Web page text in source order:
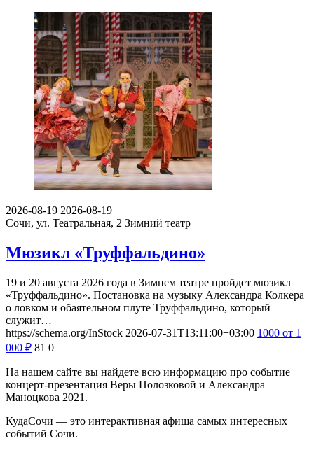
2026-08-19 2026-08-19
Сочи, ул. Театральная, 2 Зимний театр
Мюзикл «Труффальдино»
19 и 20 августа 2026 года в Зимнем театре пройдет мюзикл
«Труффальдино». Постановка на музыку Александра Колкера
о ловком и обаятельном плуте Труффальдино, который
служит…
https://schema.org/InStock 2026-07-31T13:11:00+03:00 1000 от 1
000 ₽ 81 0
На нашем сайте вы найдете всю информацию про событие
концерт-презентация Веры Полозковой и Александра
Маноцкова 2021.
КудаСочи — это интерактивная афиша самых интересных
событий Сочи.